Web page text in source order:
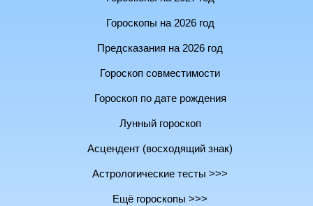
Гороскопы на 2026 год
Предсказания на 2026 год
Гороскоп совместимости
Гороскоп по дате рождения
Лунный гороскоп
Асцендент (восходящий знак)
Астрологические тесты >>>
Ещё гороскопы >>>